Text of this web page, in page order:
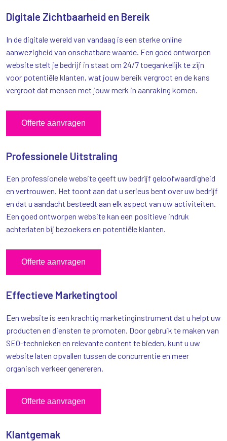
Digitale Zichtbaarheid en Bereik
In de digitale wereld van vandaag is een sterke online
aanwezigheid van onschatbare waarde. Een goed ontworpen
website stelt je bedrijf in staat om 24/7 toegankelijk te zijn
voor potentiële klanten, wat jouw bereik vergroot en de kans
vergroot dat mensen met jouw merk in aanraking komen.
Offerte aanvragen
Professionele Uitstraling
Een professionele website geeft uw bedrijf geloofwaardigheid
en vertrouwen. Het toont aan dat u serieus bent over uw bedrijf
en dat u aandacht besteedt aan elk aspect van uw activiteiten.
Een goed ontworpen website kan een positieve indruk
achterlaten bij bezoekers en potentiële klanten.
Offerte aanvragen
Effectieve Marketingtool
Een website is een krachtig marketinginstrument dat u helpt uw
producten en diensten te promoten. Door gebruik te maken van
SEO-technieken en relevante content te bieden, kunt u uw
website laten opvallen tussen de concurrentie en meer
organisch verkeer genereren.
Offerte aanvragen
Klantgemak